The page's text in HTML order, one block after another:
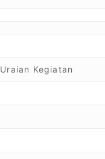
Uraian Kegiatan